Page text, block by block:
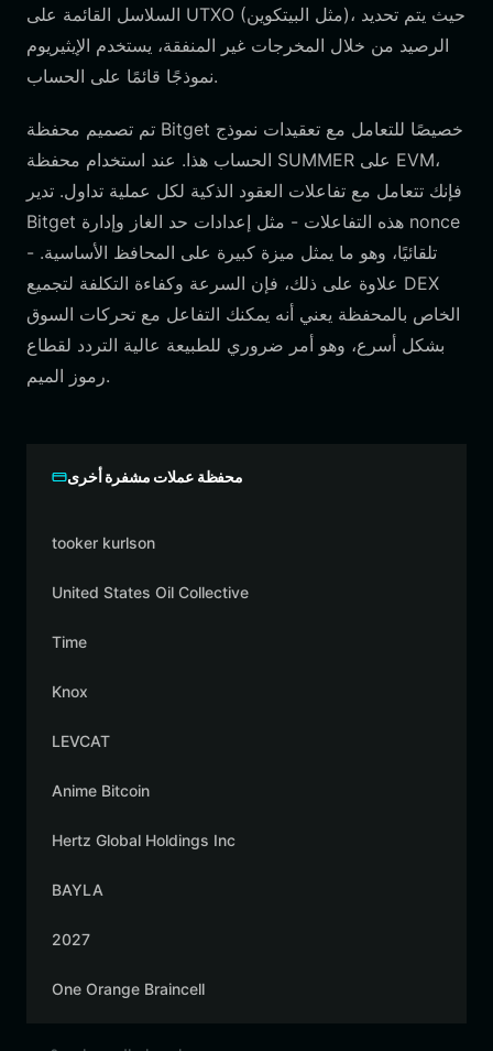
السلاسل القائمة على UTXO (مثل البيتكوين)، حيث يتم تحديد
الرصيد من خلال المخرجات غير المنفقة، يستخدم الإيثيريوم
نموذجًا قائمًا على الحساب.
تم تصميم محفظة Bitget خصيصًا للتعامل مع تعقيدات نموذج
الحساب هذا. عند استخدام محفظة SUMMER على EVM،
فإنك تتعامل مع تفاعلات العقود الذكية لكل عملية تداول. تدير
Bitget هذه التفاعلات - مثل إعدادات حد الغاز وإدارة nonce
- تلقائيًا، وهو ما يمثل ميزة كبيرة على المحافظ الأساسية.
علاوة على ذلك، فإن السرعة وكفاءة التكلفة لتجميع DEX
الخاص بالمحفظة يعني أنه يمكنك التفاعل مع تحركات السوق
بشكل أسرع، وهو أمر ضروري للطبيعة عالية التردد لقطاع
رموز الميم.
محفظة عملات مشفرة أخرى
tooker kurlson
United States Oil Collective
Time
Knox
LEVCAT
Anime Bitcoin
Hertz Global Holdings Inc
BAYLA
2027
One Orange Braincell